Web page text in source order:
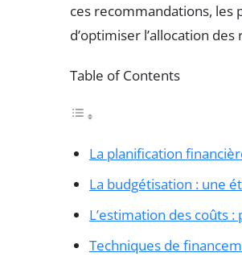
ces recommandations, les
d’optimiser l’allocation
Table of Contents
La planification
La budgétisation : une
L’estimation des coûts
Techniques de